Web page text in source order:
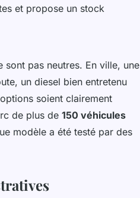
et propose un stock
sont pas neutres. En ville, une
un diesel bien entretenu
soient clairement
de plus de 150 véhicules
modèle a été testé par des